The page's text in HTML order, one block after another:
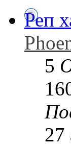
Реп
5
27